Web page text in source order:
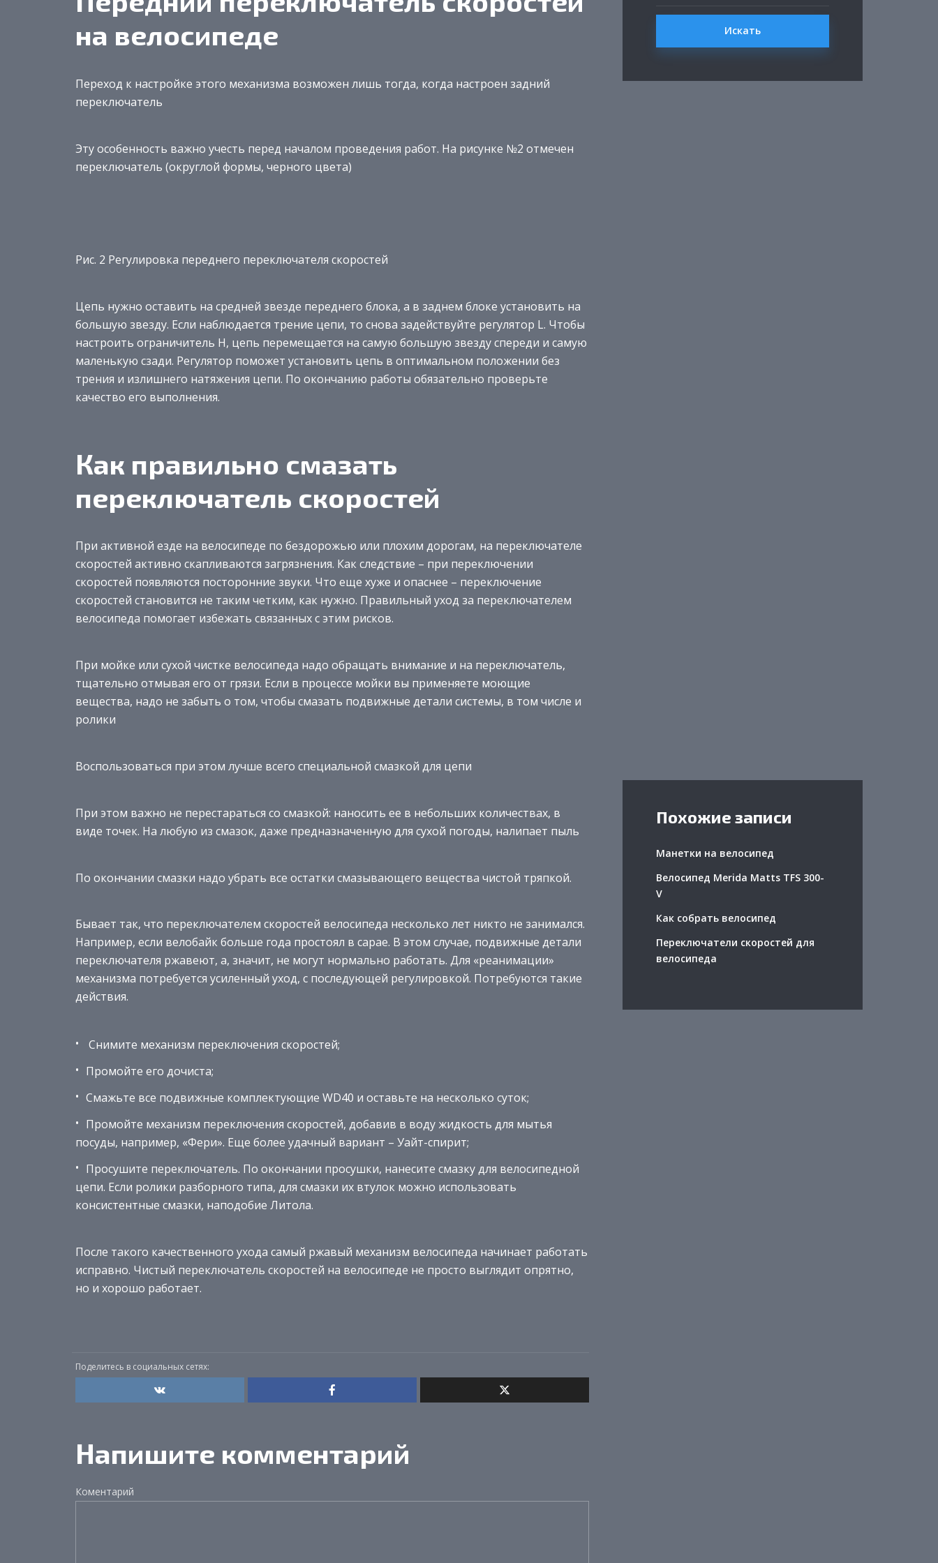
на велосипеде
Переход к настройке этого механизма возможен лишь тогда, когда настроен задний
переключатель
Эту особенность важно учесть перед началом проведения работ. На рисунке №2 отмечен
переключатель (округлой формы, черного цвета)
Рис. 2 Регулировка переднего переключателя скоростей
Цепь нужно оставить на средней звезде переднего блока, а в заднем блоке установить на
большую звезду. Если наблюдается трение цепи, то снова задействуйте регулятор L. Чтобы
настроить ограничитель Н, цепь перемещается на самую большую звезду спереди и самую
маленькую сзади. Регулятор поможет установить цепь в оптимальном положении без
трения и излишнего натяжения цепи. По окончанию работы обязательно проверьте
качество его выполнения.
Как правильно смазать
переключатель скоростей
При активной езде на велосипеде по бездорожью или плохим дорогам, на переключателе
скоростей активно скапливаются загрязнения. Как следствие – при переключении
скоростей появляются посторонние звуки. Что еще хуже и опаснее – переключение
скоростей становится не таким четким, как нужно. Правильный уход за переключателем
велосипеда помогает избежать связанных с этим рисков.
При мойке или сухой чистке велосипеда надо обращать внимание и на переключатель,
тщательно отмывая его от грязи. Если в процессе мойки вы применяете моющие
вещества, надо не забыть о том, чтобы смазать подвижные детали системы, в том числе и
ролики
Воспользоваться при этом лучше всего специальной смазкой для цепи
При этом важно не перестараться со смазкой: наносить ее в небольших количествах, в
виде точек. На любую из смазок, даже предназначенную для сухой погоды, налипает пыль
По окончании смазки надо убрать все остатки смазывающего вещества чистой тряпкой.
Бывает так, что переключателем скоростей велосипеда несколько лет никто не занимался.
Например, если велобайк больше года простоял в сарае. В этом случае, подвижные детали
переключателя ржавеют, а, значит, не могут нормально работать. Для «реанимации»
механизма потребуется усиленный уход, с последующей регулировкой. Потребуются такие
действия.
Снимите механизм переключения скоростей;
Промойте его дочиста;
Смажьте все подвижные комплектующие WD40 и оставьте на несколько суток;
Промойте механизм переключения скоростей, добавив в воду жидкость для мытья
посуды, например, «Фери». Еще более удачный вариант – Уайт-спирит;
Просушите переключатель. По окончании просушки, нанесите смазку для велосипедной
цепи. Если ролики разборного типа, для смазки их втулок можно использовать
консистентные смазки, наподобие Литола.
После такого качественного ухода самый ржавый механизм велосипеда начинает работать
исправно. Чистый переключатель скоростей на велосипеде не просто выглядит опрятно,
но и хорошо работает.
Поделитесь в социальных сетях:
Напишите комментарий
Коментарий
Искать
Похожие записи
Манетки на велосипед
Велосипед Merida Matts TFS 300-
V
Как собрать велосипед
Переключатели скоростей для
велосипеда